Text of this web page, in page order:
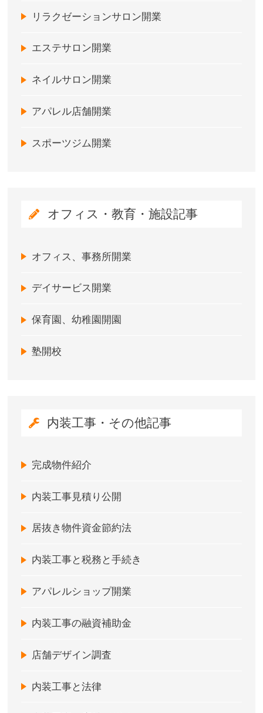
リラクゼーションサロン開業
エステサロン開業
ネイルサロン開業
アパレル店舗開業
スポーツジム開業
オフィス・教育・施設記事
オフィス、事務所開業
デイサービス開業
保育園、幼稚園開園
塾開校
内装工事・その他記事
完成物件紹介
内装工事見積り公開
居抜き物件資金節約法
内装工事と税務と手続き
アパレルショップ開業
内装工事の融資補助金
店舗デザイン調査
内装工事と法律